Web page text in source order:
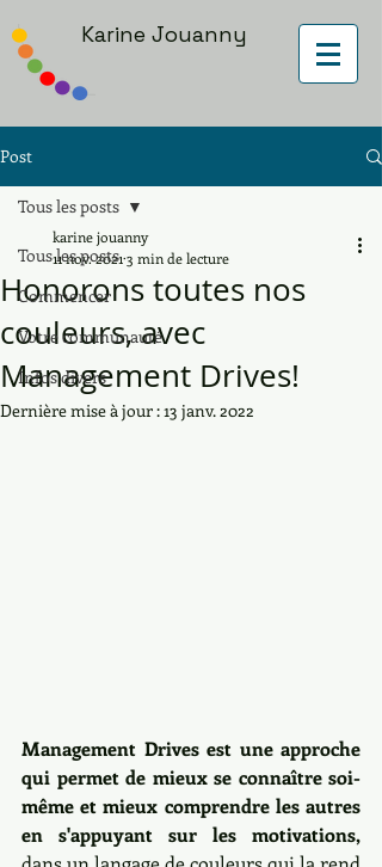
Karine Jouanny
Post
Tous les posts
Commencer
Votre communauté
Infos divers
Tous les posts
Honorons toutes nos
couleurs, avec
Management Drives!
karine jouanny
11 nov. 2021 3 min de lecture
Dernière mise à jour :13 janv. 2022
Management Drives est une approche
qui permet de mieux se connaître soi-
même et mieux comprendre les autres
en s'appuyant sur les motivations,